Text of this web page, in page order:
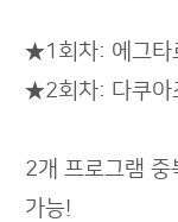
★1회차: 에그타
★2회차: 다쿠아
2개 프로그램 중
가능!